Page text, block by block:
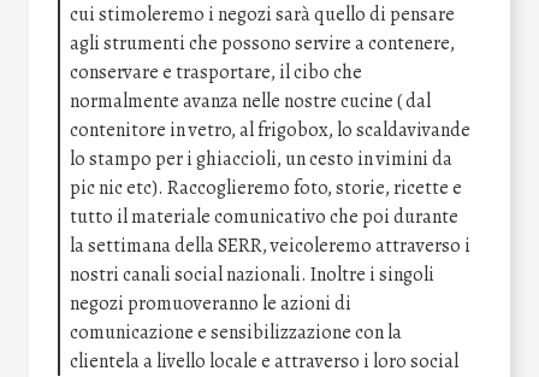
cui stimoleremo i negozi sarà quello di pensare
agli strumenti che possono servire a contenere,
conservare e trasportare, il cibo che
normalmente avanza nelle nostre cucine ( dal
contenitore in vetro, al frigobox, lo scaldavivande
lo stampo per i ghiaccioli, un cesto in vimini da
pic nic etc). Raccoglieremo foto, storie, ricette e
tutto il materiale comunicativo che poi durante
la settimana della SERR, veicoleremo attraverso i
nostri canali social nazionali. Inoltre i singoli
negozi promuoveranno le azioni di
comunicazione e sensibilizzazione con la
clientela a livello locale e attraverso i loro social